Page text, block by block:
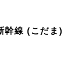
幹線 (こだま)